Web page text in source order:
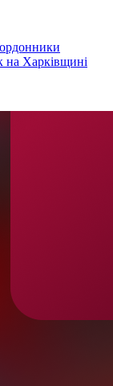
на Харківщині